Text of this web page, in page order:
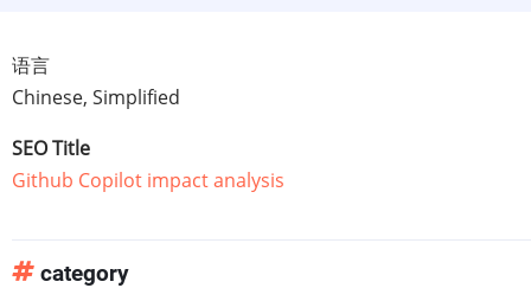
语言
Chinese, Simplified
SEO Title
Github Copilot impact analysis
category